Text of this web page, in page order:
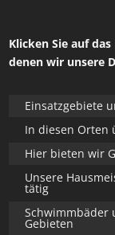
Klicken Sie auf
denen wir unsere
Einsatzgebiete
In diesen Orten
Hier bieten wir
Unsere
tätig
Schwimmbäder
Gebieten